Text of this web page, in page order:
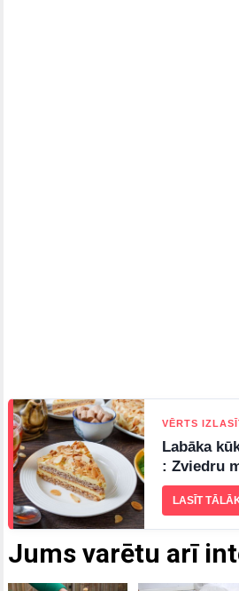
Jums varētu arī
VĒRTS
Labāka
: Zviedru
LASĪT